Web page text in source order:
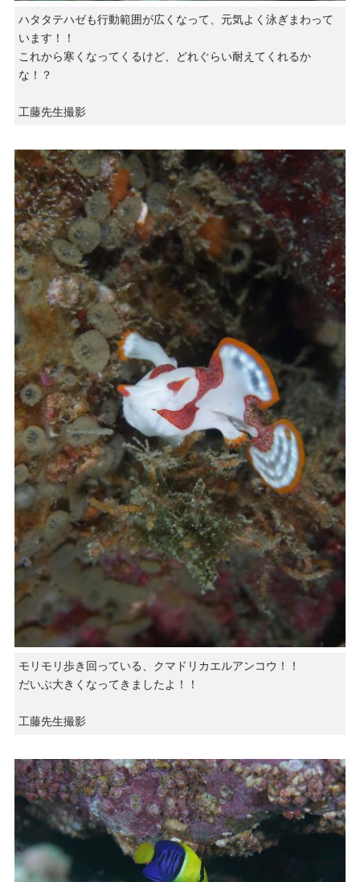
ハタタテハゼも行動範囲が広くなって、元気よく泳ぎまわって
います！！
これから寒くなってくるけど、どれぐらい耐えてくれるか
な！？
工藤先生撮影
モリモリ歩き回っている、クマドリカエルアンコウ！！
だいぶ大きくなってきましたよ！！
工藤先生撮影